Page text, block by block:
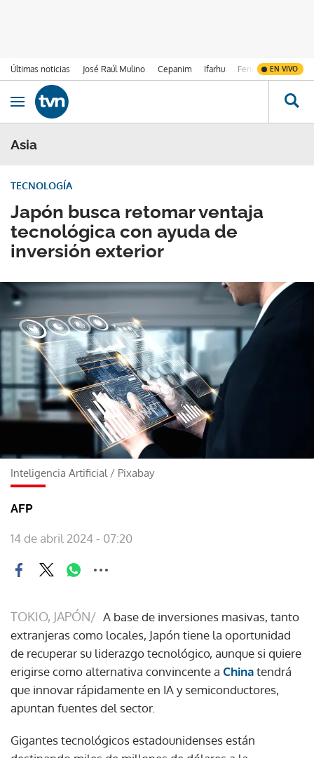
Últimas noticias José Raúl Mulino Cepanim Ifarhu Fenómeno de El
EN VIVO
Ir al contenido
Obrir navegació
Asia
Japón busca retomar ventaja
tecnológica con ayuda de
inversión exterior
TECNOLOGÍA
Inteligencia Artificial / Pixabay
AFP
14 de abril 2024 - 07:20
TOKIO, JAPÓN/ A base de inversiones masivas, tanto
extranjeras como locales, Japón tiene la oportunidad
de recuperar su liderazgo tecnológico, aunque si quiere
erigirse como alternativa convincente a Chinatendrá
que innovar rápidamente en IA y semiconductores,
apuntan fuentes del sector.
Gigantes tecnológicos estadounidenses están